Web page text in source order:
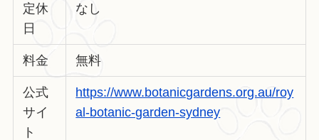
定休
日
なし
料金 無料
公式
サイ
ト
https://www.botanicgardens.org.au/roy
al-botanic-garden-sydney